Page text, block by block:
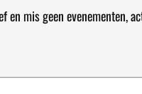
en mis geen evenementen,